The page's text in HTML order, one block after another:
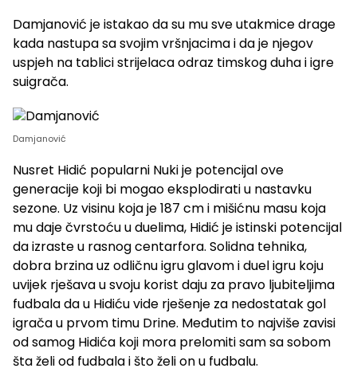
Damjanović je istakao da su mu sve utakmice drage
kada nastupa sa svojim vršnjacima i da je njegov
uspjeh na tablici strijelaca odraz timskog duha i igre
suigrača.
Damjanović
Nusret Hidić popularni Nuki je potencijal ove
generacije koji bi mogao eksplodirati u nastavku
sezone. Uz visinu koja je 187 cm i mišićnu masu koja
mu daje čvrstoću u duelima, Hidić je istinski potencijal
da izraste u rasnog centarfora. Solidna tehnika,
dobra brzina uz odličnu igru glavom i duel igru koju
uvijek rješava u svoju korist daju za pravo ljubiteljima
fudbala da u Hidiću vide rješenje za nedostatak gol
igrača u prvom timu Drine. Međutim to najviše zavisi
od samog Hidića koji mora prelomiti sam sa sobom
šta želi od fudbala i što želi on u fudbalu.